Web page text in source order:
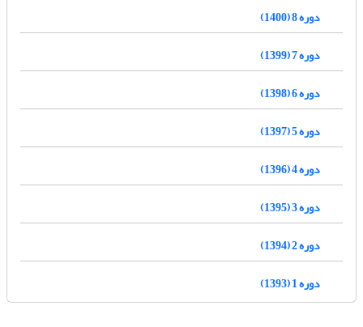
دوره 8 (1400)
دوره 7 (1399)
دوره 6 (1398)
دوره 5 (1397)
دوره 4 (1396)
دوره 3 (1395)
دوره 2 (1394)
دوره 1 (1393)